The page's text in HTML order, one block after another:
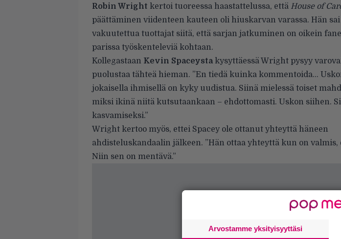
Robin Wright kertoi tuoreessa haastattelussa, että House of
päättäminen viidenteen kauteen oli hiuskarvan varassa. Hän
vakuutettua tuottajat siitä, että sarjan jatkuminen on oikein
parissa työskenteleviä kohtaan.
Kollegastaan Kevin Spaceystakysyttäessä Wright pysyy
puolustaa tähteä hieman. ”En tiedä kuinka kommentoida…
jokaisella ihmisellä on kyky uudistua. Siinä mielessä toiset
miksi ikinä niitä kutsutaankaan – ehdottomasti. Uskon siihen.
kasvamiseksi.”
Wright kertoo myös, ettei Spacey ole ottanut yhteyttä häneen
ahdisteluskandaalin jälkeen. ”Hän ottaa yhteyttä kun on valmis,
Niin sen on mentävä.”
Arvostamme yksityisyyttäsi